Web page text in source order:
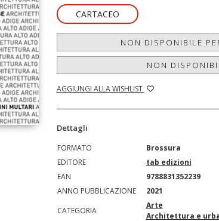
CARTACEO
NON DISPONIBILE
NON
AGGIUNGI ALLA WISHLIST
Dettagli
FORMATO
Brossura
EDITORE
tab edizioni
EAN
9788831352239
ANNO PUBBLICAZIONE
2021
CATEGORIA
Arte
Architettura e